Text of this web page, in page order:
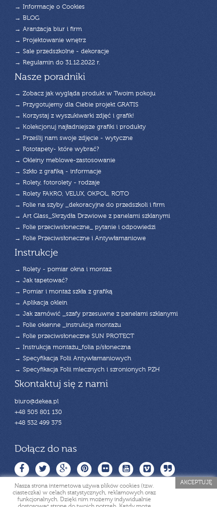
→ Informacje o Cookies
→ BLOG
→ Aranżacja biur i firm
→ Projektowanie wnętrz
→ Sale przedszkolne - dekoracje
→ Regulamin do 31.12.2022 r.
Nasze poradniki
→ Zobacz jak wygląda produkt w Twoim pokoju
→ Przygotujemy dla Ciebie projekt GRATIS
→ Korzystaj z wyszukiwarki zdjęć i grafik!
→ Kolekcjonuj najładniejsze grafiki i produkty
→ Prześlij nam swoje zdjęcie - wytyczne
→ Fototapety- które wybrać?
→ Okleiny meblowe-zastosowanie
→ Szkło z grafiką - informacje
→ Rolety, fotorolety - rodzaje
→ Rolety FAKRO, VELUX, OKPOL, ROTO
→ Folie na szyby _dekoracyjne do przedszkoli i firm
→ Art Glass_Skrzydła Drzwiowe z panelami szklanymi
→ Folie przeciwsłoneczne_ pytanie i odpowiedzi
→ Folie Przeciwsłoneczne i Antywłamaniowe
Instrukcje
→ Rolety - pomiar okna i montaż
→ Jak tapetować?
→ Pomiar i montaż szkła z grafiką
→ Aplikacja oklein
→ Jak zamówić _szafy przesuwne z panelami szklanymi
→ Folie okienne _instrukcja montażu
→ Folie przeciwsłoneczne SUN PROTECT
→ Instrukcja montażu_folia p/słoneczna
→ Specyfikacja Folii Antywłamaniowych
→ Specyfikacja Folii mlecznych i szronionych PZH
Skontaktuj się z nami
biuro@dekea.pl
+48 505 801 130
+48 532 499 375
Dołącz do nas
Nasza strona internetowa używa plików cookies (tzw.
ciasteczka) w celach statystycznych, reklamowych oraz
funkcjonalnych. Dzięki nim możemy indywidualnie
AKCEPTUJĘ